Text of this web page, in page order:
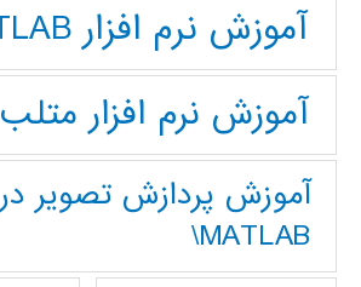
آموزش نرم افزار MATLAB
آموزش نرم افزار متلب
آموزش پردازش تصوير در
MATLAB\